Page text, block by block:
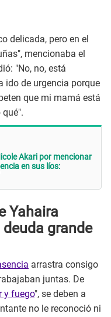
delicada, pero en el
mencionaba el
"No, no, está
ido de urgencia porque
que mi mamá está
Akari por mencionar
en sus líos:
Yahaira
grande
arrastra consigo
juntas. De
y fuego", se deben a
no le reconoció ni